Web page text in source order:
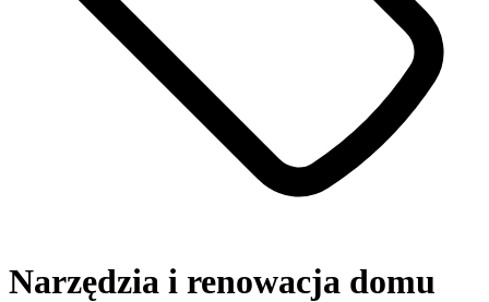
Narzędzia i renowacja domu